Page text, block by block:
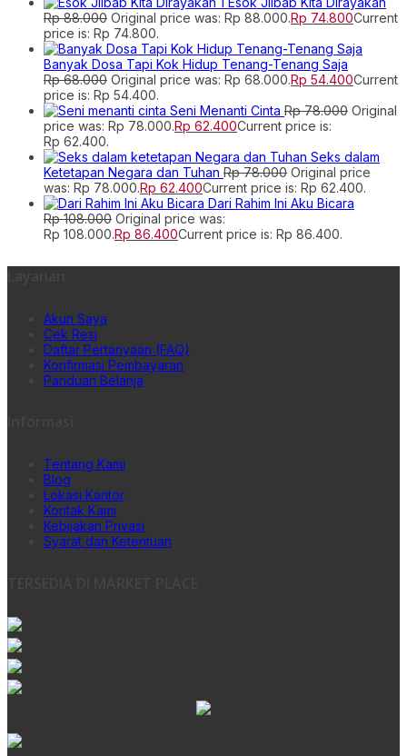
Rp88.000 Original price was: Rp 88.000.Rp 74.800Current
price is: Rp 74.800.
Banyak Dosa Tapi Kok Hidup Tenang-Tenang Saja
Rp68.000 Original price was: Rp 68.000.Rp 54.400Current
price is: Rp 54.400.
Seni Menanti Cinta Rp78.000 Original
price was: Rp 78.000.Rp 62.400Current price is:
Rp 62.400.
Seks dalam
Ketetapan Negara dan Tuhan Rp78.000 Original price
was: Rp 78.000.Rp 62.400Current price is: Rp 62.400.
Dari Rahim Ini Aku Bicara
Rp108.000 Original price was:
Rp 108.000.Rp 86.400Current price is: Rp 86.400.
Akun Saya
Cek Resi
Daftar Pertanyaan (FAQ)
Konfirmasi Pembayaran
Panduan Belanja
Tentang Kami
Blog
Lokasi Kantor
Kontak Kami
Kebijakan Privasi
Syarat dan Ketentuan